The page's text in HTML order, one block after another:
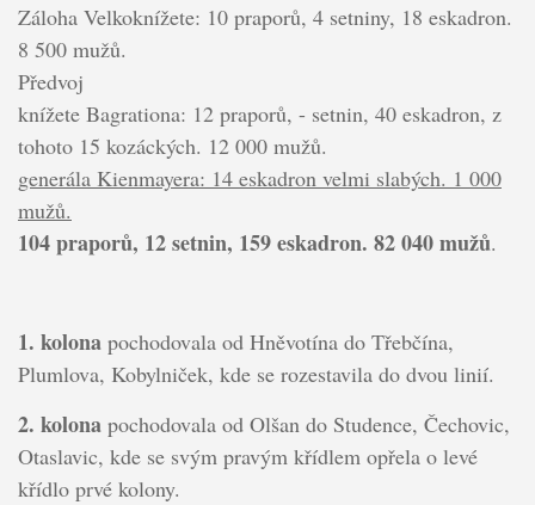
Záloha Velkoknížete: 10 praporů, 4 setniny, 18 eskadron.
8 500 mužů.
Předvoj
knížete Bagrationa: 12 praporů, - setnin, 40 eskadron, z
tohoto 15 kozáckých. 12 000 mužů.
generála Kienmayera: 14 eskadron velmi slabých. 1 000
mužů.
104 praporů, 12 setnin, 159 eskadron. 82 040 mužů.
1. kolonapochodovala od Hněvotína do Třebčína,
Plumlova, Kobylniček, kde se rozestavila do dvou linií.
2. kolonapochodovala od Olšan do Studence, Čechovic,
Otaslavic, kde se svým pravým křídlem opřela o levé
křídlo prvé kolony.